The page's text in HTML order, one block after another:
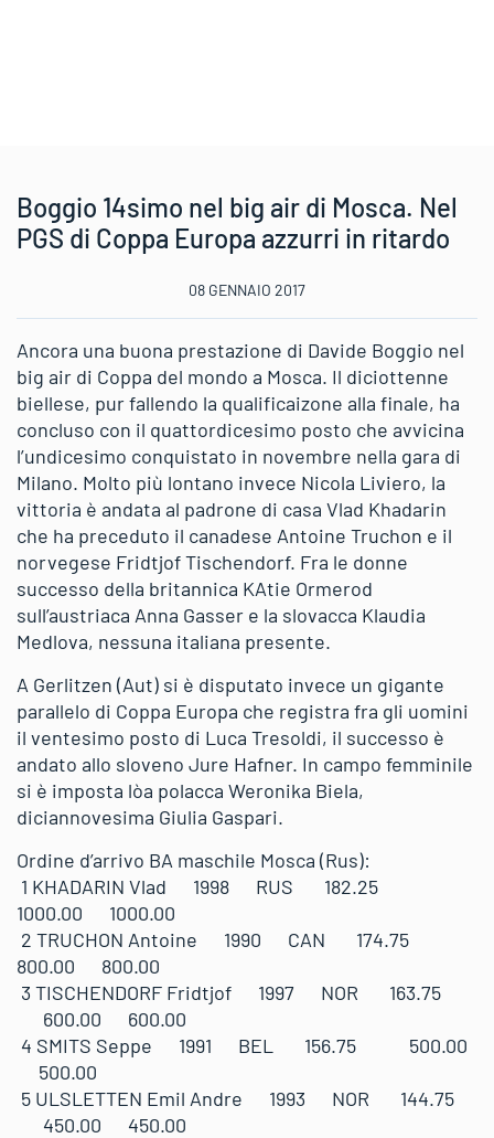
Boggio 14simo nel big air di Mosca. Nel
PGS di Coppa Europa azzurri in ritardo
08 GENNAIO 2017
Ancora una buona prestazione di Davide Boggio nel
big air di Coppa del mondo a Mosca. Il diciottenne
biellese, pur fallendo la qualificaizone alla finale, ha
concluso con il quattordicesimo posto che avvicina
l’undicesimo conquistato in novembre nella gara di
Milano. Molto più lontano invece Nicola Liviero, la
vittoria è andata al padrone di casa Vlad Khadarin
che ha preceduto il canadese Antoine Truchon e il
norvegese Fridtjof Tischendorf. Fra le donne
successo della britannica KAtie Ormerod
sull’austriaca Anna Gasser e la slovacca Klaudia
Medlova, nessuna italiana presente.
A Gerlitzen (Aut) si è disputato invece un gigante
parallelo di Coppa Europa che registra fra gli uomini
il ventesimo posto di Luca Tresoldi, il successo è
andato allo sloveno Jure Hafner. In campo femminile
si è imposta lòa polacca Weronika Biela,
diciannovesima Giulia Gaspari.
Ordine d’arrivo BA maschile Mosca (Rus):
1 KHADARIN Vlad 1998 RUS 182.25
1000.00 1000.00
2 TRUCHON Antoine 1990 CAN 174.75
800.00 800.00
3 TISCHENDORF Fridtjof 1997 NOR 163.75
600.00 600.00
4 SMITS Seppe 1991 BEL 156.75 500.00
500.00
5 ULSLETTEN Emil Andre 1993 NOR 144.75
450.00 450.00